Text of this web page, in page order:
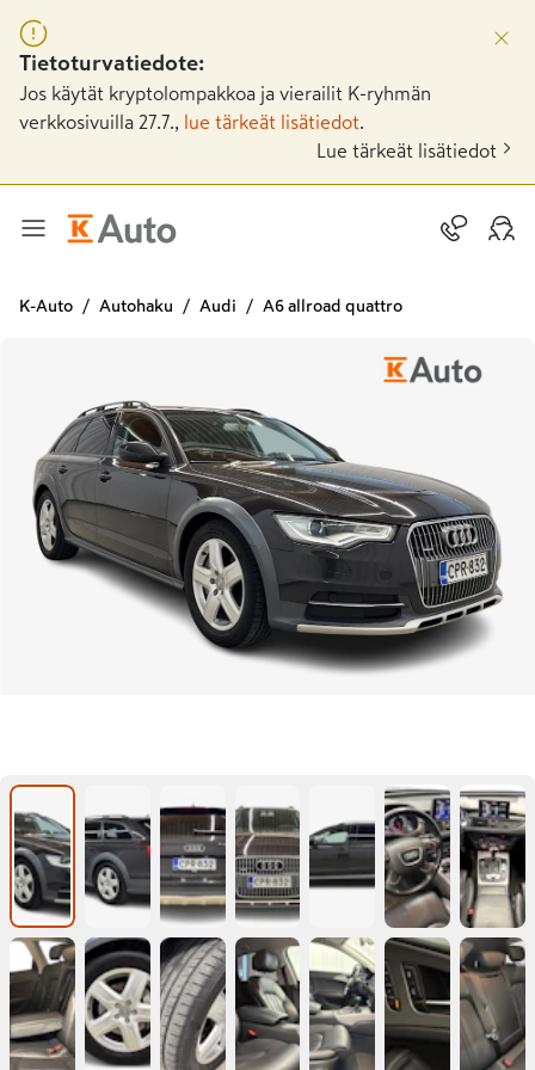
Tietoturvatiedote:
Jos käytät kryptolompakkoa ja vierailit K-ryhmän
verkkosivuilla 27.7.,
lue tärkeät lisätiedot
Lue tärkeät lisätiedot
K-Auto Autohaku Audi A6 allroad quattro